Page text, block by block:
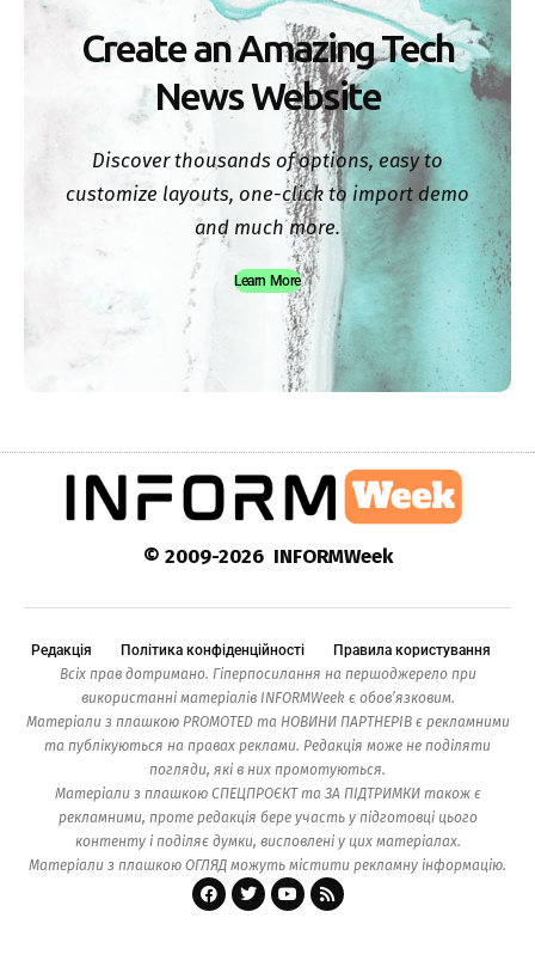
Create an Amazing Tech
News Website
Discover thousands of options, easy to
customize layouts, one-click to import demo
and much more.
Learn More
© 2009-2026 INFORMWeek
Редакція Політика конфіденційності
Правила користування
Всіх прав дотримано. Гіперпосилання на першоджерело при
використанні матеріалів INFORMWeek є обов’язковим.
Матеріали з плашкою PROMOTED та НОВИНИ ПАРТНЕРІВ є рекламними
та публікуються на правах реклами. Редакція може не поділяти
погляди, які в них промотуються.
Матеріали з плашкою СПЕЦПРОЄКТ та ЗА ПІДТРИМКИ також є
рекламними, проте редакція бере участь у підготовці цього
контенту і поділяє думки, висловлені у цих матеріалах.
Матеріали з плашкою ОГЛЯД можуть містити рекламну інформацію.